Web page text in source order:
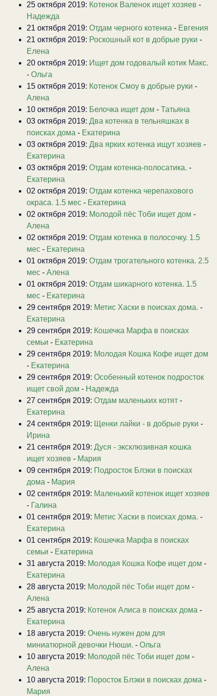
25 октября 2019: Котенок Валенок ищет хозяев -
Надежда
21 октября 2019: Отдам черного котенка - Евгения
21 октября 2019: Роскошный кот в добрые руки -
Елена
20 октября 2019: Ищет дом годовалый котик Макс.
- Ольга
15 октября 2019: Котенок Смоу в добрые руки -
Алена
10 октября 2019: Белочка ищет дом - Татьяна
03 октября 2019: Два котенка в тельняшках в
поисках дома - Екатерина
03 октября 2019: Два ярких котенка ищут хозяев -
Екатерина
03 октября 2019: Отдам котенка-полосатика. -
Екатерина
02 октября 2019: Отдам котенка черепахового
окраса. 1.5 мес - Екатерина
02 октября 2019: Молодой пёс Тоби ищет дом -
Алена
02 октября 2019: Отдам котенка в полосочку. 1.5
мес - Екатерина
01 октября 2019: Отдам трогательного котенка. 2.5
мес - Алена
01 октября 2019: Отдам шикарного котенка. 1.5
мес - Екатерина
29 сентября 2019: Метис Хаски в поисках дома. -
Екатерина
29 сентября 2019: Кошечка Марфа в поисках
семьи - Екатерина
29 сентября 2019: Молодая Кошка Кофе ищет дом
- Екатерина
29 сентября 2019: Особенный котенок подросток
ищет свой дом - Надежда
27 сентября 2019: Отдам маленьких котят -
Екатерина
24 сентября 2019: Щенки лайки - в добрые руки -
Ирина
21 сентября 2019: Дуся - эксклюзивная кошка
ищет хозяев - Мария
09 сентября 2019: Подросток Блэки в поисках
дома - Мария
02 сентября 2019: Маленький котенок ищет хозяев
- Галина
01 сентября 2019: Метис Хаски в поисках дома. -
Екатерина
01 сентября 2019: Кошечка Марфа в поисках
семьи - Екатерина
31 августа 2019: Молодая Кошка Кофе ищет дом -
Екатерина
28 августа 2019: Молодой пёс Тоби ищет дом -
Алена
25 августа 2019: Котенок Алиса в поисках дома -
Екатерина
18 августа 2019: Очень нужен дом для
миниатюрной девочки Нюши. - Ольга
10 августа 2019: Молодой пёс Тоби ищет дом -
Алена
10 августа 2019: Поросток Блэки в поисках дома -
Мария